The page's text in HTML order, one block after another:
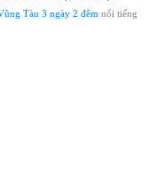
Tàu 3 ngày 2 đêm nổi tiếng